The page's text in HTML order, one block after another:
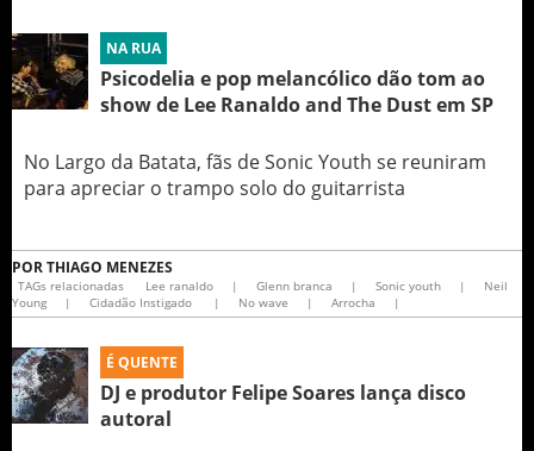
NA RUA
Psicodelia e pop melancólico dão tom ao
show de Lee Ranaldo and The Dust em SP
No Largo da Batata, fãs de Sonic Youth se reuniram
para apreciar o trampo solo do guitarrista
PORTHIAGO MENEZES
TAGs relacionadas Lee ranaldo | Glenn branca | Sonic youth |
Neil
Young
| Cidadão Instigado | No wave | Arrocha |
É QUENTE
DJ e produtor Felipe Soares lança disco
autoral